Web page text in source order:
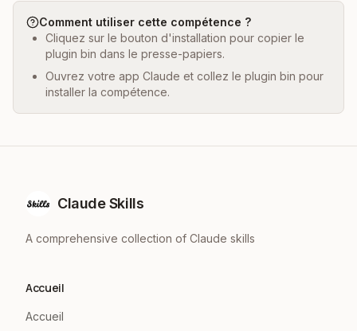
Comment utiliser cette compétence ?
Cliquez sur le bouton d'installation pour copier le
plugin bin dans le presse-papiers.
Ouvrez votre app Claude et collez le plugin bin pour
installer la compétence.
Claude Skills
A comprehensive collection of Claude skills
Accueil
Accueil